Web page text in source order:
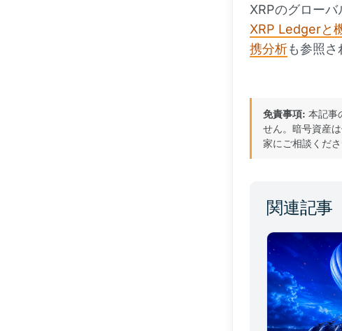
XRPのグローバ
XRP Ledgerと
携分析も参照さ
免責事項: 本記事
せん。暗号資産
家にご相談くださ
関連記事